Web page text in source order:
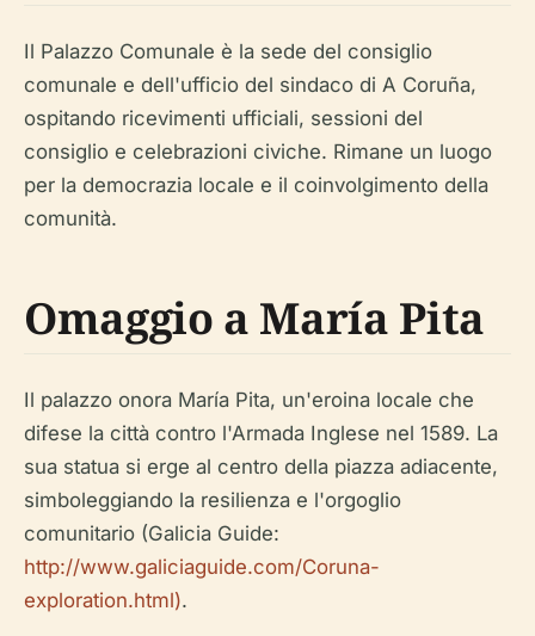
Il Palazzo Comunale è la sede del consiglio
comunale e dell'ufficio del sindaco di A Coruña,
ospitando ricevimenti ufficiali, sessioni del
consiglio e celebrazioni civiche. Rimane un luogo
per la democrazia locale e il coinvolgimento della
comunità.
Omaggio a María Pita
Il palazzo onora María Pita, un'eroina locale che
difese la città contro l'Armada Inglese nel 1589. La
sua statua si erge al centro della piazza adiacente,
simboleggiando la resilienza e l'orgoglio
comunitario (Galicia Guide:
http://www.galiciaguide.com/Coruna-
exploration.html).